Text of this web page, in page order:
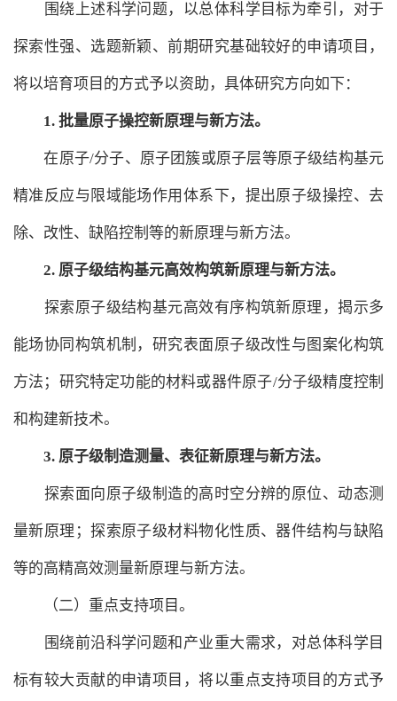
围绕上述科学问题，以总体科学目标为牵引，对于
探索性强、选题新颖、前期研究基础较好的申请项目，
将以培育项目的方式予以资助，具体研究方向如下：
1. 批量原子操控新原理与新方法。
在原子/分子、原子团簇或原子层等原子级结构基元
精准反应与限域能场作用体系下，提出原子级操控、去
除、改性、缺陷控制等的新原理与新方法。
2. 原子级结构基元高效构筑新原理与新方法。
探索原子级结构基元高效有序构筑新原理，揭示多
能场协同构筑机制，研究表面原子级改性与图案化构筑
方法；研究特定功能的材料或器件原子/分子级精度控制
和构建新技术。
3. 原子级制造测量、表征新原理与新方法。
探索面向原子级制造的高时空分辨的原位、动态测
量新原理；探索原子级材料物化性质、器件结构与缺陷
等的高精高效测量新原理与新方法。
（二）重点支持项目。
围绕前沿科学问题和产业重大需求，对总体科学目
标有较大贡献的申请项目，将以重点支持项目的方式予